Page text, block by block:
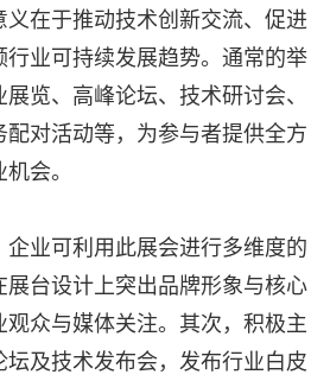
在于推动技术创新交流、促进
业可持续发展趋势。通常的举
览、高峰论坛、技术研讨会、
对活动等，为参与者提供全方
会。
业可利用此展会进行多维度的
台设计上突出品牌形象与核心
众与媒体关注。其次，积极主
及技术发布会，发布行业白皮